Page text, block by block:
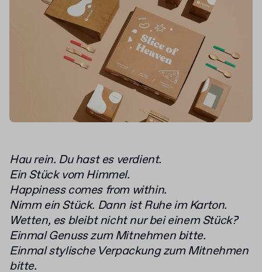
Hau rein. Du hast es verdient.
Ein Stück vom Himmel.
Happiness comes from within.
Nimm ein Stück. Dann ist Ruhe im Karton.
Wetten, es bleibt nicht nur bei einem Stück?
Einmal Genuss zum Mitnehmen bitte.
Einmal stylische Verpackung zum Mitnehmen
bitte.